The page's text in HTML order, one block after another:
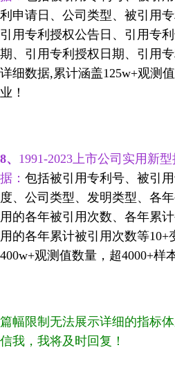
利申请日、公司类型、被引用
引用专利授权公告日、引用专
期、引用专利授权日期、引用
详细数据, 累计涵盖125w+观测
业！
8、 1991-2023上市公司实用新
据： 包括被引用专利号、被引
度、公司类型、发明类型、各
用的各年被引用次数、各年累
用的各年累计被引用次数等10+
400w+观测值数量，超4000+样
篇幅限制无法展示详细的指标
信我，我将及时回复！